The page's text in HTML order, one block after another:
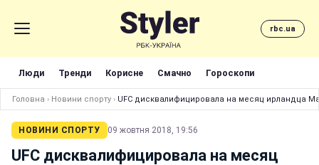
rbc.ua
Люди Тренди Корисне Смачно Гороскопи
Головна › Новини спорту › UFC дисквалифицировала на месяц ирландца
НОВИНИ СПОРТУ 09 жовтня 2018, 19:56
UFC дисквалифицировала на месяц